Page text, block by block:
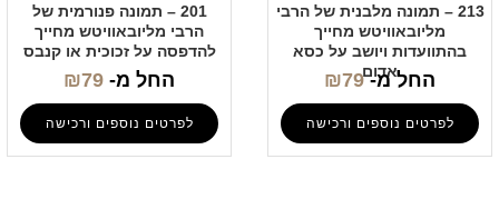
213 – תמונה מלבנית של הרבי
מליובאוויטש מחייך
בהתוועדות ויושב על כסא
אדום
החל מ- ₪79
לפרטים נוספים ורכישה
201 – תמונה פנורמית של
הרבי מליובאוויטש מחייך
להדפסה על זכוכית או קנבס
החל מ- ₪79
לפרטים נוספים ורכישה